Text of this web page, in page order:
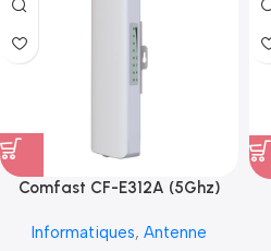
Comfast CF-E312A (5Ghz)
Informatiques, Antenne